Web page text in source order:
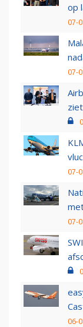
op
07-
07-
07-
07-
06-